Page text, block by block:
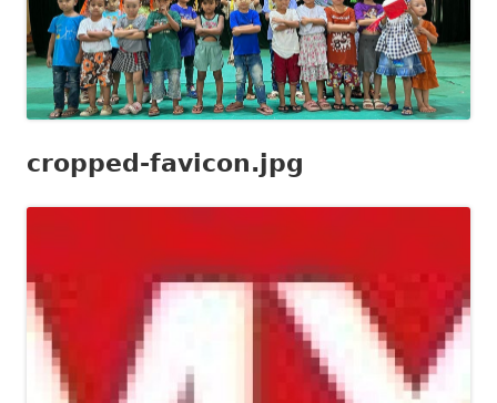
cropped-favicon.jpg